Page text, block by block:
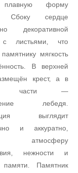
форму
Сбоку сердце
декоративной
с листьями, что
мягкость
В верхней
крест, а в
части —
лебедя.
выглядит
и аккуратно,
атмосферу
нежности и
памяти. Памятник